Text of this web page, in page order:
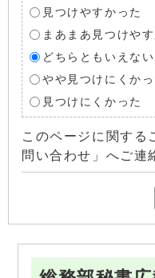
見つけやすかった
まあまあ見つけや
どちらともいえない
やや見つけにくかっ
見つけにくかった
このページに関する
問い合わせ」へご連